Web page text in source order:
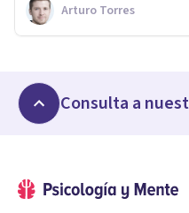
Arturo Torres
Consulta a